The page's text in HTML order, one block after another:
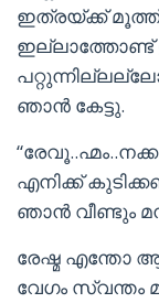
ഇത്രയ്ക്ക് മൂത്ത്
ഇല്ലാത്തോണ്ട്
ഞാന്‍ കേട്ടു.
എനിക്ക്
ഞാന്‍ വീണ്ടും
രേഷ്മ എന്തോ
വേഗം സ്വന്തം